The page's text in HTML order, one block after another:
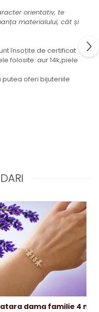
orientativ, te
materialului, cât și
însoțite de certificat
folosite: aur 14k,piele
oferi bijuteriile
Bratara dama